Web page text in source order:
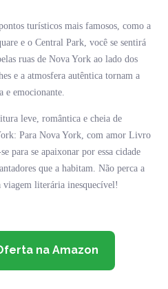
turísticos mais famosos, como a
e o Central Park, você se sentirá
ruas de Nova York ao lado dos
e a atmosfera autêntica tornam a
e emocionante.
leve, romântica e cheia de
Para Nova York, com amor Livro
para se apaixonar por essa cidade
que a habitam. Não perca a
viagem literária inesquecível!
na Amazon